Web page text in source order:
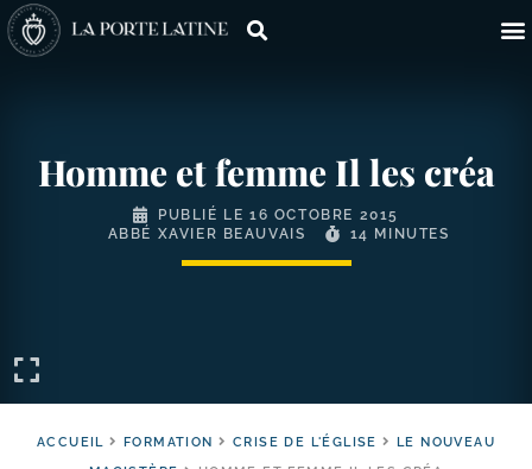
Homme et femme Il les créa
PUBLIÉ LE 16 OCTOBRE 2015
ABBÉ XAVIER BEAUVAIS
14 MINUTES
ACCUEIL FORMATION CRISE DE L'ÉGLISE
LE NOUVEAU